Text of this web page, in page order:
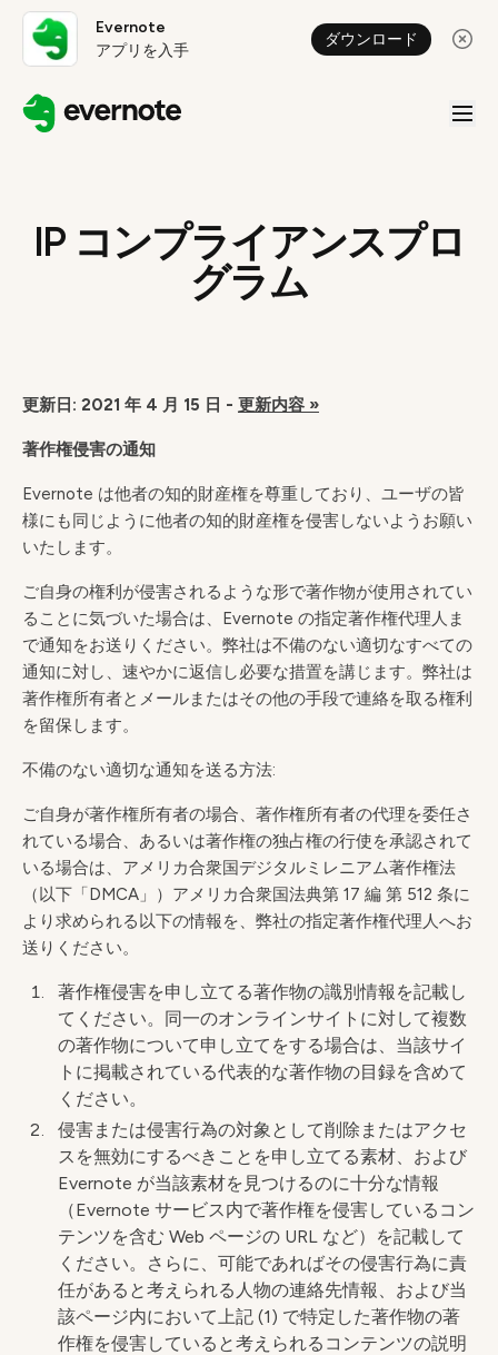
Evernote
アプリを入手
ダウンロード
IP コンプライアンスプロ
グラム
更新日: 2021 年 4 月 15 日 - 更新内容 »
著作権侵害の通知
Evernote は他者の知的財産権を尊重しており、ユーザの皆
様にも同じように他者の知的財産権を侵害しないようお願い
いたします。
ご自身の権利が侵害されるような形で著作物が使用されてい
ることに気づいた場合は、Evernote の指定著作権代理人ま
で通知をお送りください。弊社は不備のない適切なすべての
通知に対し、速やかに返信し必要な措置を講じます。弊社は
著作権所有者とメールまたはその他の手段で連絡を取る権利
を留保します。
不備のない適切な通知を送る方法:
ご自身が著作権所有者の場合、著作権所有者の代理を委任さ
れている場合、あるいは著作権の独占権の行使を承認されて
いる場合は、アメリカ合衆国デジタルミレニアム著作権法
（以下「DMCA」）アメリカ合衆国法典第 17 編 第 512 条に
より求められる以下の情報を、弊社の指定著作権代理人へお
送りください。
著作権侵害を申し立てる著作物の識別情報を記載し
てください。同一のオンラインサイトに対して複数
の著作物について申し立てをする場合は、当該サイ
トに掲載されている代表的な著作物の目録を含めて
ください。
侵害または侵害行為の対象として削除またはアクセ
スを無効にするべきことを申し立てる素材、および
Evernote が当該素材を見つけるのに十分な情報
（Evernote サービス内で著作権を侵害しているコン
テンツを含む Web ページの URL など）を記載して
ください。さらに、可能であればその侵害行為に責
任があると考えられる人物の連絡先情報、および当
該ページ内において上記 (1) で特定した著作物の著
作権を侵害していると考えられるコンテンツの説明